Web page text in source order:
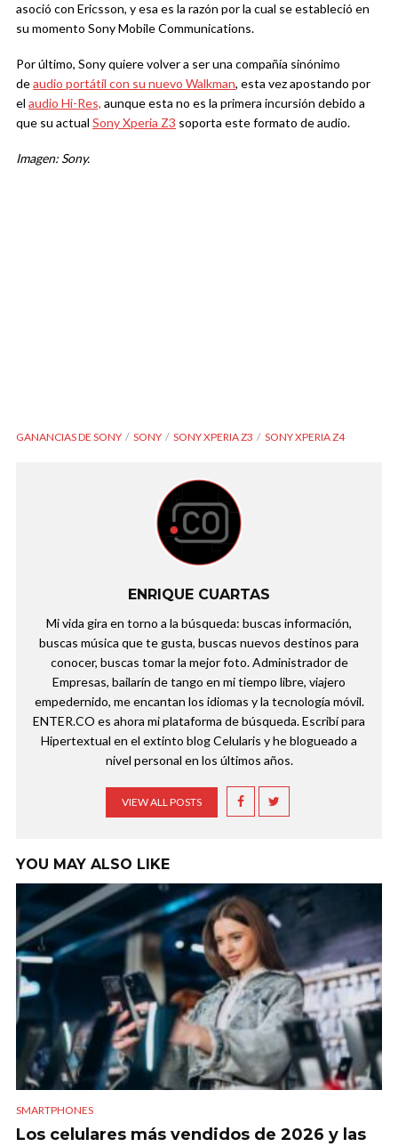
asoció con Ericsson, y esa es la razón por la cual se estableció en
su momento Sony Mobile Communications.
Por último, Sony quiere volver a ser una compañía sinónimo
deaudio portátil con su nuevo Walkman, esta vez apostando por
el audio Hi-Res, aunque esta no es la primera incursión debido a
que su actual Sony Xperia Z3 soporta este formato de audio.
Imagen: Sony.
GANANCIAS DE SONY SONY SONY XPERIA Z3 SONY XPERIA Z4
ENRIQUE CUARTAS
Mi vida gira en torno a la búsqueda: buscas información,
buscas música que te gusta, buscas nuevos destinos para
conocer, buscas tomar la mejor foto. Administrador de
Empresas, bailarín de tango en mi tiempo libre, viajero
empedernido, me encantan los idiomas y la tecnología móvil.
ENTER.CO es ahora mi plataforma de búsqueda. Escribí para
Hipertextual en el extinto blog Celularis y he blogueado a
nivel personal en los últimos años.
VIEW ALL POSTS
YOU MAY ALSO LIKE
SMARTPHONES
Los celulares más vendidos de 2026 y las